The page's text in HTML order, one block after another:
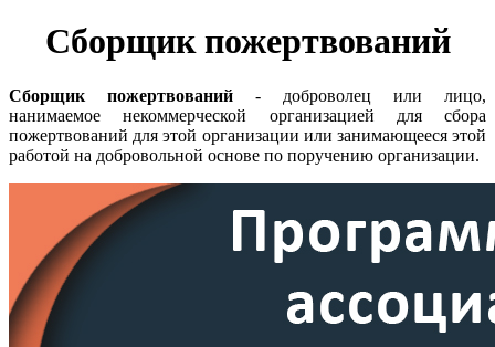
Сборщик пожертвований
Сборщик пожертвований - доброволец или лицо,
нанимаемое некоммерческой организацией для сбора
пожертвований для этой организации или занимающееся этой
работой на добровольной основе по поручению организации.